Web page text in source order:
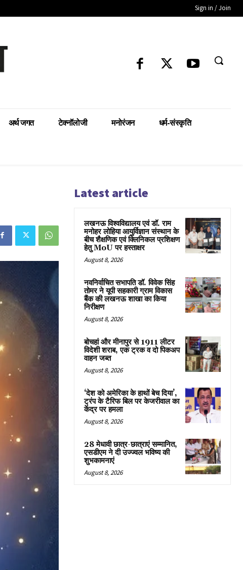
Sign in / Join
अर्थ जगत टेक्नॉलोजी मनोरंजन धर्म-संस्कृति
Latest article
लखनऊ विश्वविद्यालय एवं डॉ. राम
मनोहर लोहिया आयुर्विज्ञान संस्थान के
बीच शैक्षणिक एवं क्लिनिकल प्रशिक्षण
हेतु MoU पर हस्ताक्षर
August 8, 2026
नवनिर्वाचित सभापति डॉ. विवेक सिंह
तोमर ने यूपी सहकारी ग्राम विकास
बैंक की लखनऊ शाखा का किया
निरीक्षण
August 8, 2026
बोचहां और मीनापुर से 1911 लीटर
विदेशी शराब, एक ट्रक व दो पिकअप
वाहन जब्त
August 8, 2026
‘देश को अमेरिका के हाथों बेच दिया’,
ट्रंप के टैरिफ बिल पर केजरीवाल का
केंद्र पर हमला
August 8, 2026
28 मेधावी छात्र-छात्राएं सम्मानित,
एसडीएम ने दी उज्ज्वल भविष्य की
शुभकामनाएं
August 8, 2026